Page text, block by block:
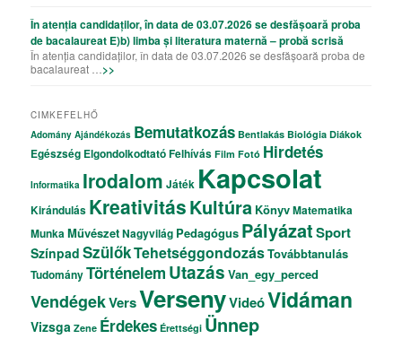
În atenția candidaților, în data de 03.07.2026 se desfășoară proba
de bacalaureat E)b) limba și literatura maternă – probă scrisă
În atenția candidaților, în data de 03.07.2026 se desfășoară proba de
bacalaureat …>>
CIMKEFELHŐ
Adomány Ajándékozás Bemutatkozás Bentlakás Biológia Diákok
Egészség ElgondolkodtatóFelhívás Film Fotó Hirdetés
Informatika Irodalom Játék Kapcsolat
Kirándulás KreativitásKultúra KönyvMatematika
MunkaMűvészetNagyvilág Pedagógus PályázatSport
Színpad SzülőkTehetséggondozásTovábbtanulás
TudományTörténelem Utazás Van_egy_perced
VendégekVersVersenyVideóVidáman
Vizsga Zene Érdekes Érettségi Ünnep